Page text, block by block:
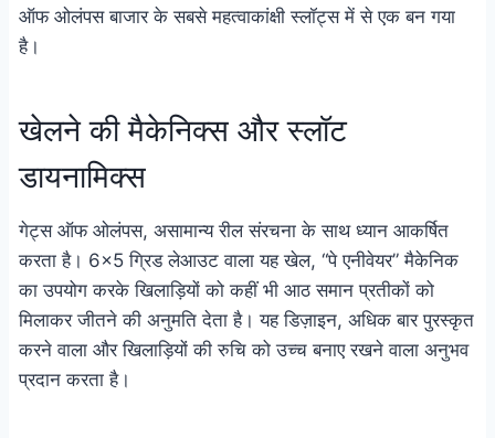
ऑफ ओलंपस बाजार के सबसे महत्वाकांक्षी स्लॉट्स में से एक बन गया
है।
खेलने की मैकेनिक्स और स्लॉट
डायनामिक्स
गेट्स ऑफ ओलंपस, असामान्य रील संरचना के साथ ध्यान आकर्षित
करता है। 6×5 ग्रिड लेआउट वाला यह खेल, “पे एनीवेयर” मैकेनिक
का उपयोग करके खिलाड़ियों को कहीं भी आठ समान प्रतीकों को
मिलाकर जीतने की अनुमति देता है। यह डिज़ाइन, अधिक बार पुरस्कृत
करने वाला और खिलाड़ियों की रुचि को उच्च बनाए रखने वाला अनुभव
प्रदान करता है।